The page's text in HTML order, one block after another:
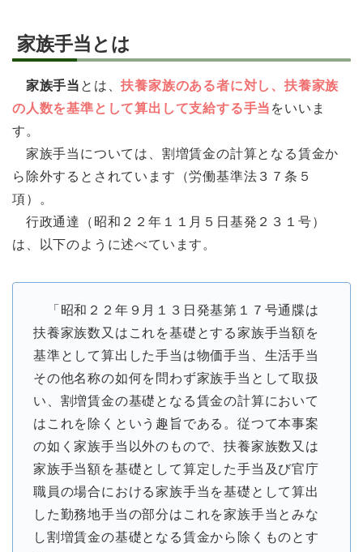
家族手当とは
家族手当 とは、扶養家族のある者に対し、扶養家族
の人数を基準として算出して支給する手当 をいいま
す。
家族手当については、割増賃金の計算となる賃金か
ら除外するとされています（労働基準法３７条５
項）。
行政通達（昭和２２年１１月５日基発２３１号）
は、以下のように述べています。
「昭和２２年９月１３日発基第１７号通牒は
扶養家族数又はこれを基礎とする家族手当額を
基準として算出した手当は物価手当、生活手当
その他名称の如何を問わず家族手当として取扱
い、割増賃金の基礎となる賃金の計算において
はこれを除くという趣旨である。従つて本事案
の如く家族手当以外のもので、扶養家族数又は
家族手当額を基礎として算定した手当及び官庁
職員の場合における家族手当を基礎として算出
した勤務地手当の部分はこれを家族手当とみな
し割増賃金の基礎となる賃金から除くものとす